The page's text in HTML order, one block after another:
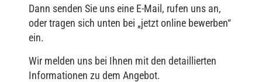
Dann senden Sie uns eine E-Mail, rufen uns an,
oder tragen sich unten bei „jetzt online bewerben“
ein.
Wir melden uns bei Ihnen mit den detaillierten
Informationen zu dem Angebot.